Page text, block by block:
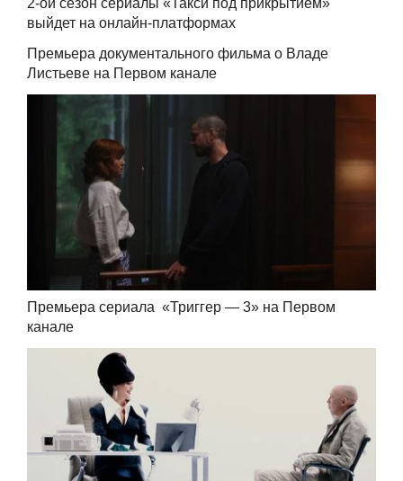
выйдет на онлайн-платформах
Премьера документального фильма о Владе
Листьеве на Первом канале
Премьера сериала «Триггер — 3» на Первом
канале